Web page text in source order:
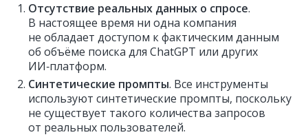
Отсутствие реальных данных о спросе.
В настоящее время ни одна компания
не обладает доступом к фактическим данным
об объёме поиска для ChatGPT или других
ИИ‑платформ.
Синтетические промпты. Все инструменты
используют синтетические промпты, поскольку
не существует такого количества запросов
от реальных пользователей.